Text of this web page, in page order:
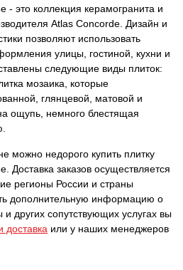
- это коллекция керамогранита и
Atlas Concorde. Дизайн и
позволяют использовать
улицы, гостиной, кухни и
следующие виды плиток:
мозаика, которые
глянцевой, матовой и
ощупь, немного блестящая
можно недорого купить плитку
Доставка заказов осуществляется
регионы России и страны
дополнительную информацию о
и других сопутствующих услугах вы
доставка или у наших менеджеров